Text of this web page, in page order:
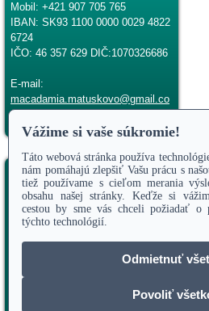
Mobil: +421 907 705 765
IBAN: SK93 1100 0000 0029 4822
6724
IČO: 46 357 629 DIČ:1070326686
E-mail:
macadamia.matuskovo@gmail.co
m
Copyright © 2011-2025 MACADAMIA
Akadémia Odstúpiť od zmluvy
Úvod
Termíny kurzov
Priebeh terapie
Rezervačný systém